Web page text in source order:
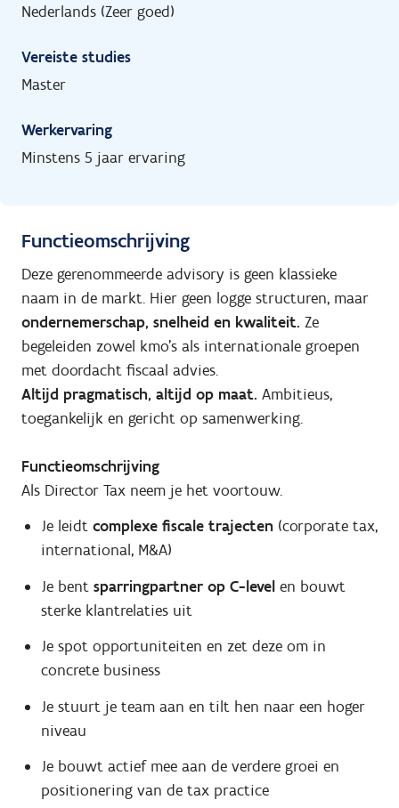
Nederlands (Zeer goed)
Vereiste studies
Master
Werkervaring
Minstens 5 jaar ervaring
Functieomschrijving
Deze gerenommeerde advisory is geen klassieke
naam in de markt. Hier geen logge structuren, maar
ondernemerschap, snelheid en kwaliteit. Ze
begeleiden zowel kmo’s als internationale groepen
met doordacht fiscaal advies.
Altijd pragmatisch, altijd op maat. Ambitieus,
toegankelijk en gericht op samenwerking.
Functieomschrijving
Als Director Tax neem je het voortouw.
Je leidt complexe fiscale trajecten(corporate tax,
international, M&A)
Je bent sparringpartner op C-levelen bouwt
sterke klantrelaties uit
Je spot opportuniteiten en zet deze om in
concrete business
Je stuurt je team aan en tilt hen naar een hoger
niveau
Je bouwt actief mee aan de verdere groei en
positionering van de tax practice